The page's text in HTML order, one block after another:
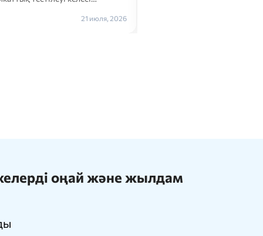
21 июля, 2026
оңай және жылдам